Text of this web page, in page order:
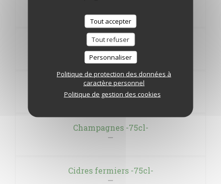
Tout accepter
Tout refuser
Personnaliser
Politique de protection des données à
caractère personnel
Politique de gestion des cookies
Boissons Chaudes
Bières Bretonne -33cl-
Champagnes -75cl-
Cidres fermiers -75cl-